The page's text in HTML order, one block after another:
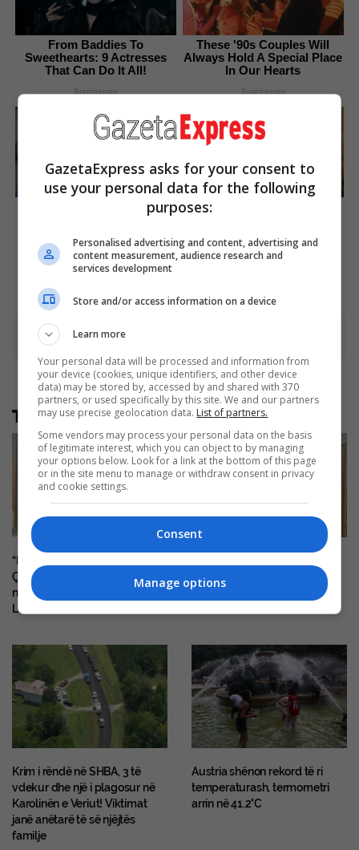
From Baddies To
Sweethearts: 9 Actresses
That Can Do It All!
Brainberries
These '90s Couples Will
Always Hold A Special Place
In Our Hearts
Brainberries
It's Not Your Typical Family:
Each Member Has This
Brainberries
Sensual Dance Scenes We
Brainberries
Të tjera nga rubrika
“Pse bash Vjosa Osmani?”, Arifi:
Çka ka Lumir Abdixhiku që
nuk bëhet president, çka ka
Luta?”
shkatërrimin e oponencës
politike
Krim i rëndë në SHBA, 3 të
vdekur dhe një i plagosur në
Karolinën e Veriut! Viktimat
janë anëtarë të së njëjtës
familje
Austria shënon rekord të ri
temperaturash, termometri
arrin në 41.2°C
GazetaExpress asks for your consent to
use your personal data for the following
purposes:
Personalised advertising and content, advertising and
content measurement, audience research and
services development
Store and/or access information on a device
Learn more
Your personal data will be processed and information from
your device (cookies, unique identifiers, and other device
data) may be stored by, accessed by and shared with 370
partners, or used specifically by this site. We and our partners
may use precise geolocation data. List of partners.
Some vendors may process your personal data on the basis
of legitimate interest, which you can object to by managing
your options below. Look for a link at the bottom of this page
or in the site menu to manage or withdraw consent in privacy
and cookie settings.
Consent
Manage options